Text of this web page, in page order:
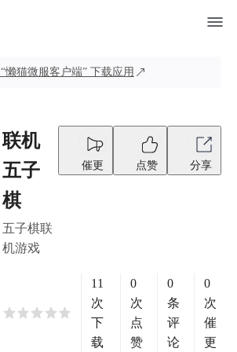
“懒猫微服客户端” 下载应用
联机
五子
棋
五子棋联
机游戏
催更 点赞 分享
11
次
下
载
0
次
点
赞
0
条
评
论
0
次
催
更